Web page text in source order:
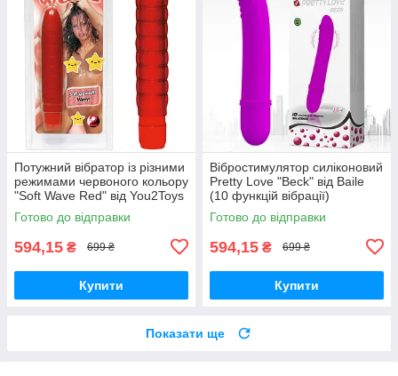
Потужний вібратор із різними
режимами червоного кольору
"Soft Wave Red" від You2Toys
Готово до відправки
594,15 ₴ 699 ₴
Купити
Вібростимулятор силіконовий
Pretty Love "Beck" від Baile
(10 функцій вібрації)
Готово до відправки
594,15 ₴ 699 ₴
Купити
Показати ще